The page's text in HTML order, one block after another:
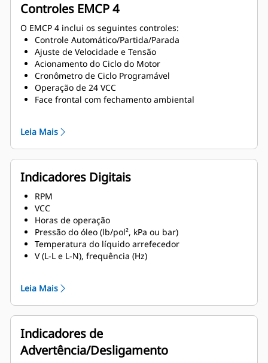
Controles EMCP 4
O EMCP 4 inclui os seguintes controles:
Controle Automático/Partida/Parada
Ajuste de Velocidade e Tensão
Acionamento do Ciclo do Motor
Cronômetro de Ciclo Programável
Operação de 24 VCC
Face frontal com fechamento ambiental
Leia Mais
Indicadores Digitais
RPM
VCC
Horas de operação
Pressão do óleo (lb/pol², kPa ou bar)
Temperatura do líquido arrefecedor
V (L-L e L-N), frequência (Hz)
Leia Mais
Indicadores de
Advertência/Desligamento